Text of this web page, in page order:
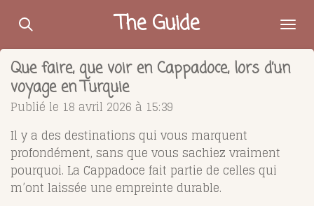
Passer
contenu
principal
The Guide
Que faire, que voir en Cappadoce, lors d’un
voyage en Turquie
Publié le 18 avril 2026 à 15:39
Il y a des destinations qui vous marquent
profondément, sans que vous sachiez vraiment
pourquoi. La Cappadoce fait partie de celles qui
m’ont laissée une empreinte durable.